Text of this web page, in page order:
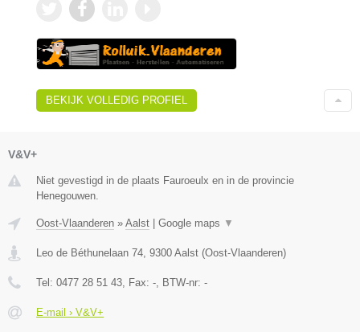
BEKIJK VOLLEDIG PROFIEL
V&V+
Niet gevestigd in de plaats Fauroeulx en in de provincie
Henegouwen.
Oost-Vlaanderen » Aalst | Google maps ▼
Leo de Béthunelaan 74 9300 Aalst (Oost-Vlaanderen)
Tel: 0477 28 51 43 , Fax: - , BTW-nr: -
E-mail › V&V+